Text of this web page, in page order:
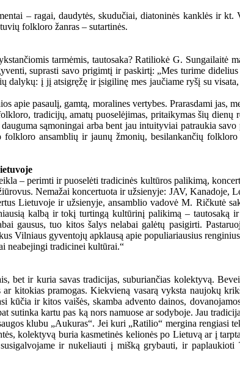
– ragai, daudytės, skudučiai, diatoninės kanklės ir
folkloro žanras – sutartinės.
tarmėmis, tautosaka? Ratiliokė G.
suprasti savo prigimtį ir paskirtį: „Mes turime
dalykų: į jį atsigręžę ir įsigilinę mes jaučiame ryšį su
apie pasaulį, gamtą, moralines vertybes. Prarasdami jas,
tradicijų, amatų puoselėjimas, pritaikymas šių
sąmoningai arba bent jau intuityviai patraukia
ansamblių ir jaunų žmonių, besilankančių
– perimti ir puoselėti tradicinės kultūros palikimą,
Nemažai koncertuota ir užsienyje: JAV,
Lietuvoje ir užsienyje, ansamblio vadovė M. Ričkutė
kalbą ir tokį turtingą kultūrinį palikimą –
gausus, tuo kitos šalys nelabai galėtų pasigirti.
Vilniaus gyventojų apklausą apie populiariausius
neabejingi tradicinei kultūrai.“
bet ir kuria savas tradicijas, suburiančias kolektyvą.
kitokias pramogas. Kiekvieną vasarą vyksta naujokų
kūčia ir kitos vaišės, skamba advento dainos,
sutinka kartu pas ką nors namuose ar sodyboje. Jau
klubu „Aukuras“. Jei kuri „Ratilio“ mergina rengiasi
kolektyvą buria kasmetinės kelionės po Lietuvą ar į
ir nukeliauti į mišką grybauti, ir